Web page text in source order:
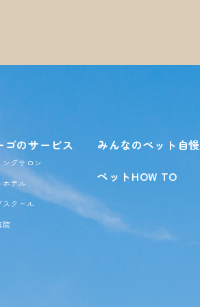
ゴのサービス
ングサロン
ホテル
スクール
院
みんなのペット自慢
ペットHOW TO